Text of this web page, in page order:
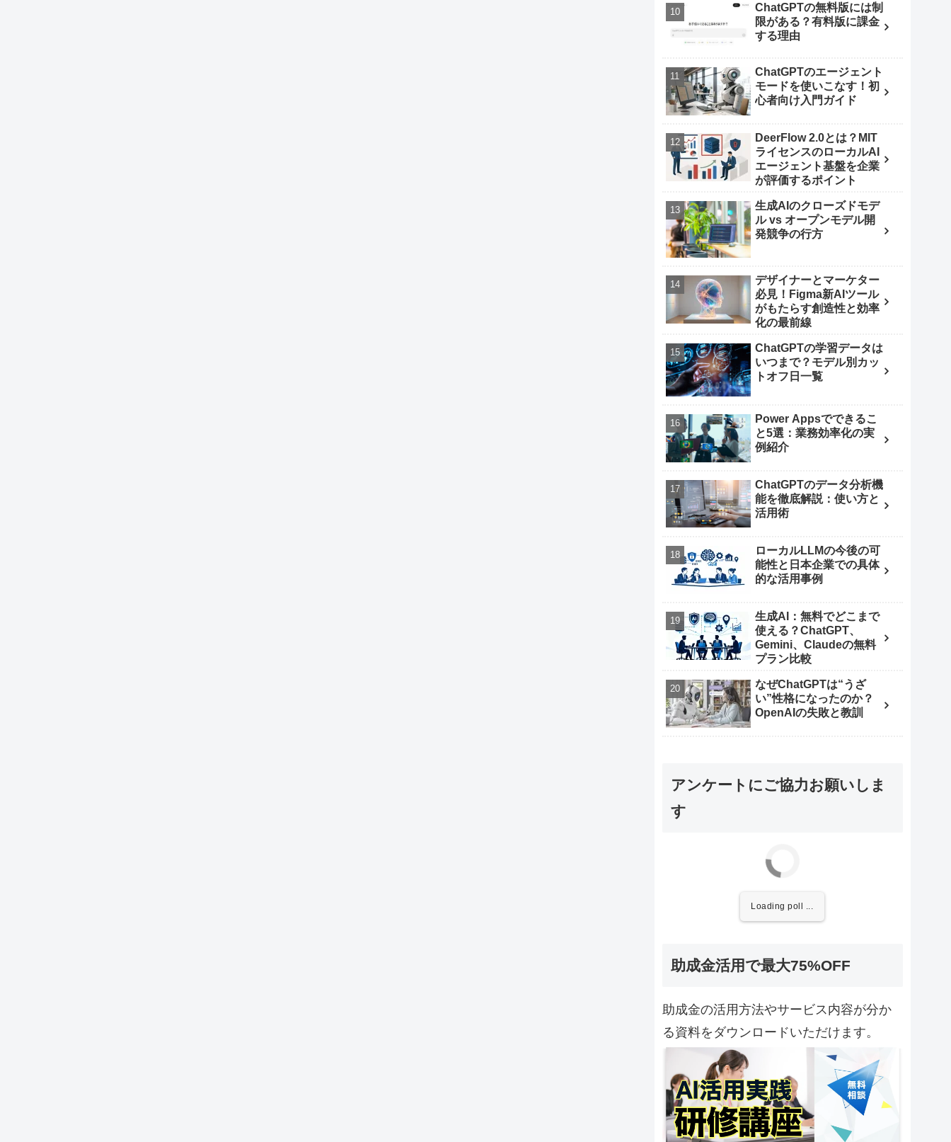
ChatGPTの無料版には制
限がある？有料版に課金
する理由
ChatGPTのエージェント
モードを使いこなす！初
心者向け入門ガイド
DeerFlow 2.0とは？MIT
ライセンスのローカルAI
エージェント基盤を企業
が評価するポイント
生成AIのクローズドモデ
ル vs オープンモデル開
発競争の行方
デザイナーとマーケター
必見！Figma新AIツール
がもたらす創造性と効率
化の最前線
ChatGPTの学習データは
いつまで？モデル別カッ
トオフ日一覧
Power Appsでできるこ
と5選：業務効率化の実
例紹介
ChatGPTのデータ分析機
能を徹底解説：使い方と
活用術
ローカルLLMの今後の可
能性と日本企業での具体
的な活用事例
生成AI：無料でどこまで
使える？ChatGPT、
Gemini、Claudeの無料
プラン比較
なぜChatGPTは“うざ
い”性格になったのか？
OpenAIの失敗と教訓
アンケートにご協力お願いしま
す
Loading poll ...
助成金活用で最大75%OFF
助成金の活用方法やサービス内容が分か
る資料をダウンロードいただけます。